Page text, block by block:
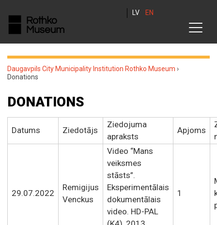
LV EN
Daugavpils City Municipality Institution Rothko Museum ›
Donations
DONATIONS
Datums Ziedotājs
Ziedojuma
apraksts
Apjoms
29.07.2022
Remigijus
Venckus
Video “Mans
veiksmes
stāsts”.
Eksperimentālais
dokumentālais
video. HD-PAL
1